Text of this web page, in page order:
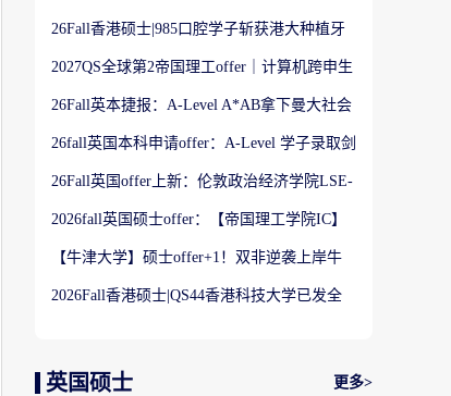
26Fall香港硕士|985口腔学子斩获港大种植牙
2027QS全球第2帝国理工offer｜计算机跨申生
26Fall英本捷报：A-Level A*AB拿下曼大社会
26fall英国本科申请offer：A-Level 学子录取剑
26Fall英国offer上新：伦敦政治经济学院LSE-
2026fall英国硕士offer：【帝国理工学院IC】
【牛津大学】硕士offer+1！双非逆袭上岸牛
2026Fall香港硕士|QS44香港科技大学已发全
英国硕士 更多>